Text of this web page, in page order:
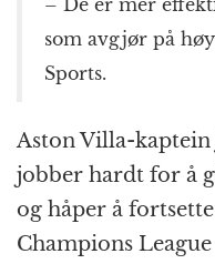
– De er mer
som avgjør på
Sports.
Aston Villa-
jobber hardt for å
og håper å
Champions